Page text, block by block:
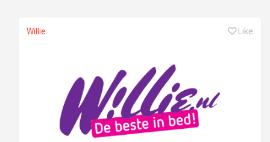
Willie Like